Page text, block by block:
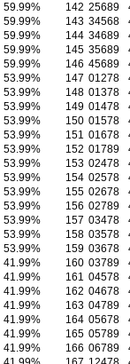
59.99%
59.99%
59.99%
59.99%
59.99%
53.99%
53.99%
53.99%
53.99%
53.99%
53.99%
53.99%
53.99%
53.99%
53.99%
53.99%
53.99%
53.99%
41.99%
41.99%
41.99%
41.99%
41.99%
41.99%
41.99%
142 25689
143 34568
144 34689
145 35689
146 45689
147 01278
148 01378
149 01478
150 01578
151 01678
152 01789
153 02478
154 02578
155 02678
156 02789
157 03478
158 03578
159 03678
160 03789
161 04578
162 04678
163 04789
164 05678
165 05789
166 06789